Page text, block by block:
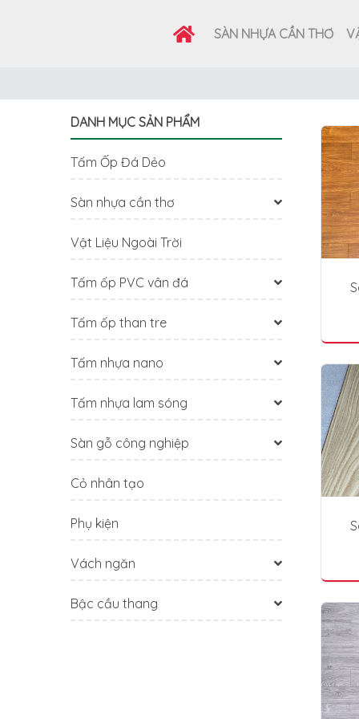
SÀN NHỰA CẦN THƠ
DANH MỤC SẢN PHẨM
Tấm Ốp Đá Dẻo
Sàn nhựa cần thơ
Vật Liệu Ngoài Trời
Tấm ốp PVC vân đá
Tấm ốp than tre
Tấm nhựa nano
Tấm nhựa lam sóng
Sàn gỗ công nghiệp
Cỏ nhân tạo
Phụ kiện
Vách ngăn
Bậc cầu thang